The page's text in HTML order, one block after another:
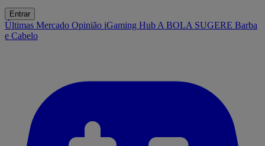
Entrar
Últimas Mercado Opinião iGaming Hub A BOLA SUGERE Barba
e Cabelo